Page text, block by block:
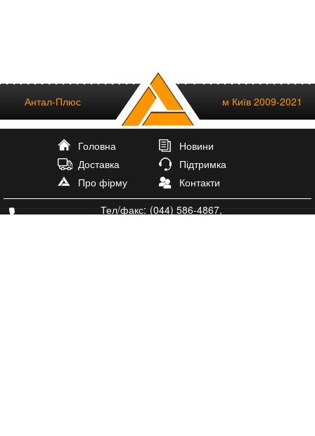
Антал-Плюс м Київ 2009-2021
Головна
Новини
Доставка
Підтримка
Про фірму
Контакти
Тел/факс: (044) 586-4867,